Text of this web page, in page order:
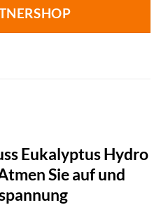
Eukalyptus Hydro
Sie auf und